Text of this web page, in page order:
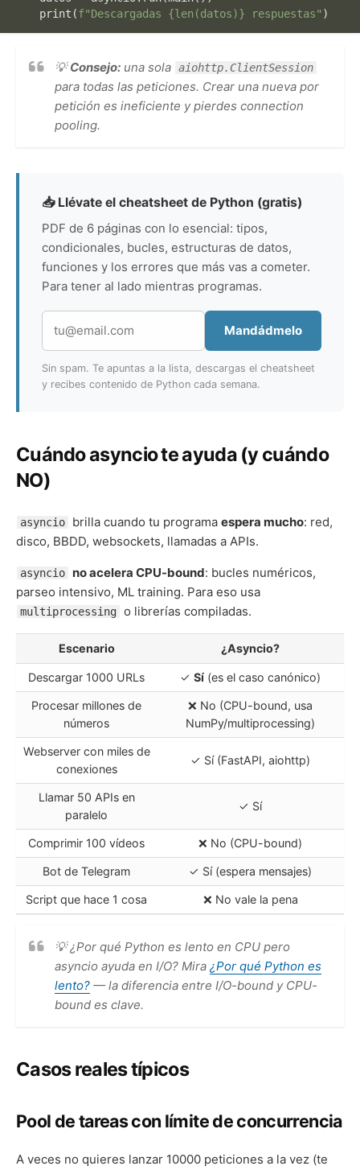
print (f"Descargadas {len (datos)} respuestas"
💡Consejo: una sola aiohttp.ClientSession
para todas las peticiones. Crear una nueva por
petición es ineficiente y pierdes connection
pooling.
📥 Llévate el cheatsheet de Python (gratis)
PDF de 6 páginas con lo esencial: tipos,
condicionales, bucles, estructuras de datos,
funciones y los errores que más vas a cometer.
Para tener al lado mientras programas.
Mandádmelo
Sin spam. Te apuntas a la lista, descargas el cheatsheet
y recibes contenido de Python cada semana.
Cuándo asyncio te ayuda (y cuándo
NO)
asyncio brilla cuando tu programaespera mucho: red,
disco, BBDD, websockets, llamadas a APIs.
asyncio no acelera CPU-bound: bucles numéricos,
parseo intensivo, ML training. Para eso usa
multiprocessing o librerías compiladas.
Escenario ¿Asyncio?
Descargar 1000 URLs ✓ Sí (es el caso canónico)
Procesar millones de
números
❌ No (CPU-bound, usa
NumPy/multiprocessing)
Webserver con miles de
conexiones
✓ Sí (FastAPI, aiohttp)
Llamar 50 APIs en
paralelo
✓ Sí
Comprimir 100 vídeos ❌ No (CPU-bound)
Bot de Telegram ✓ Sí (espera mensajes)
Script que hace 1 cosa ❌ No vale la pena
💡 ¿Por qué Python es lento en CPU pero
asyncio ayuda en I/O? Mira ¿Por qué Python es
lento? — la diferencia entre I/O-bound y CPU-
bound es clave.
Casos reales típicos
Pool de tareas con límite de concurrencia
A veces no quieres lanzar 10000 peticiones a la vez (te